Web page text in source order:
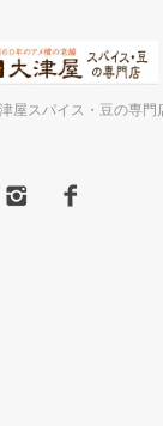
屋スパイス・豆の専門